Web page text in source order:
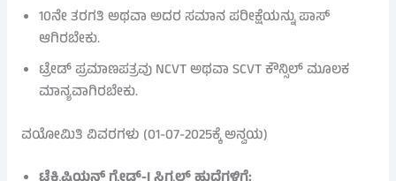
10ನೇ ತರಗತಿ ಅಥವಾ ಅದರ ಸಮಾನ ಪರೀಕ್ಷೆಯನ್ನು ಪಾಸ್
ಆಗಿರಬೇಕು.
ಟ್ರೇಡ್ ಪ್ರಮಾಣಪತ್ರವು NCVT ಅಥವಾ SCVT ಕೌನ್ಸಿಲ್ ಮೂಲಕ
ಮಾನ್ಯವಾಗಿರಬೇಕು.
ವಯೋಮಿತಿ ವಿವರಗಳು (01-07-2025ಕ್ಕೆ ಅನ್ವಯ)